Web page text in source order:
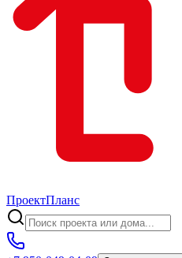
ПроектПланс